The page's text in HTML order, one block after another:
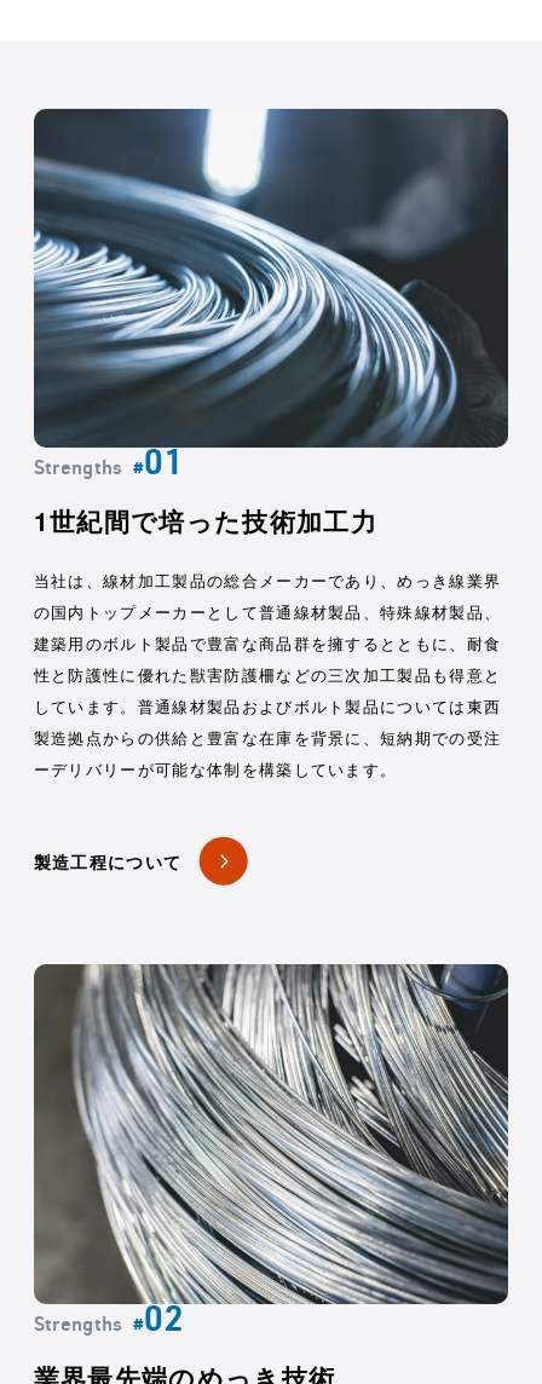
Strengths #
1世紀間で培った技術加工力
当社は、線材加工製品の総合メーカーであり、めっき線業界
の国内トップメーカーとして普通線材製品、特殊線材製品、
建築用のボルト製品で豊富な商品群を擁するとともに、耐食
性と防護性に優れた獣害防護柵などの三次加工製品も得意と
しています。普通線材製品およびボルト製品については東西
製造拠点からの供給と豊富な在庫を背景に、短納期での受注
ーデリバリーが可能な体制を構築しています。
製造工程について
Strengths #
業界最先端のめっき技術